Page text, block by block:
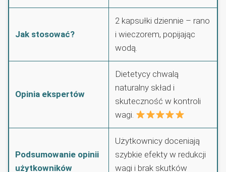
Jak stosować?
2 kapsułki dziennie – rano
i wieczorem, popijając
wodą.
Opinia ekspertów
Dietetycy chwalą
naturalny skład i
skuteczność w kontroli
wagi.
Podsumowanie opinii
użytkowników
Użytkownicy doceniają
szybkie efekty w redukcji
wagi i brak skutków